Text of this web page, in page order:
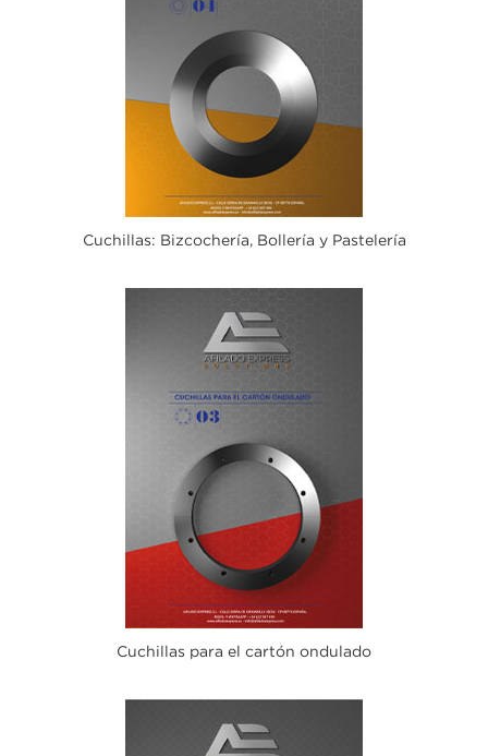
Cuchillas: Bizcochería, Bollería y Pastelería
Cuchillas para el cartón ondulado